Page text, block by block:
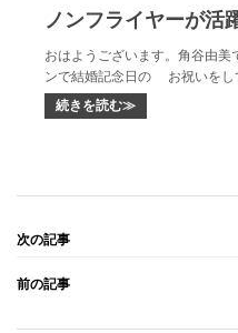
ノンフライヤーが活
おはようございます。角谷由
ンで結婚記念日の お祝いを
続きを読む≫